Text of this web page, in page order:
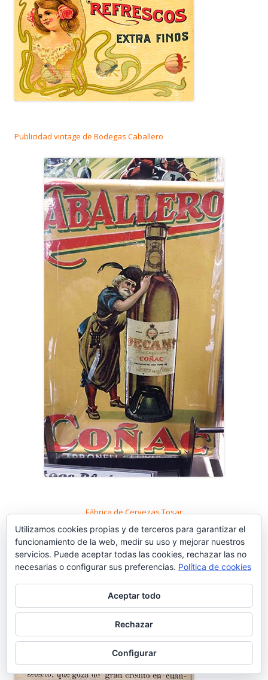
Publicidad vintage de Bodegas Caballero
Fábrica de Cervezas Tosar
Utilizamos cookies propias y de terceros para garantizar el
funcionamiento de la web, medir su uso y mejorar nuestros
servicios. Puede aceptar todas las cookies, rechazar las no
necesarias o configurar sus preferencias. Política de cookies
Aceptar todo
Rechazar
Configurar